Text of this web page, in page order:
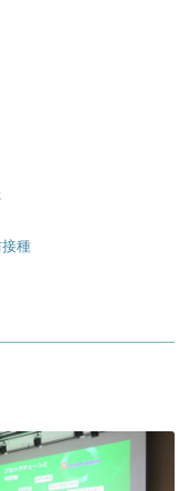
種